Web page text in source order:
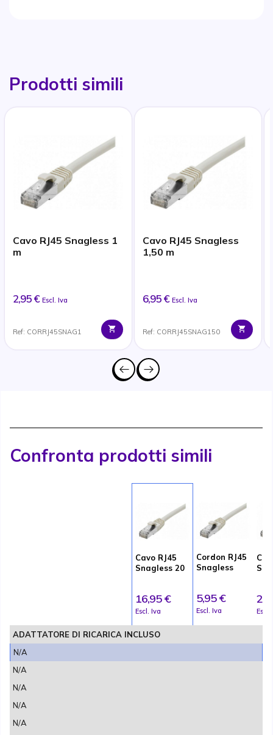
Prodotti simili
Cavo RJ45 Snagless 1
m
2,95 € Escl. Iva
Ref: CORRJ45SNAG1
Cavo RJ45 Snagless
1,50 m
6,95 € Escl. Iva
Ref: CORRJ45SNAG150
Confronta prodotti simili
Cavo RJ45
Snagless 20
16,95 €
Escl. Iva
Cordon RJ45
Snagless
5,95 €
Escl. Iva Escl.
ADATTATORE DI RICARICA INCLUSO
N/A
N/A
N/A
N/A
N/A